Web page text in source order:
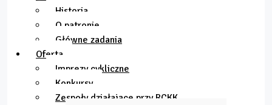
Historia
O patronie
Główne zadania
Oferta
Imprezy cykliczne
Konkursy
Zespoły działające przy RCKK